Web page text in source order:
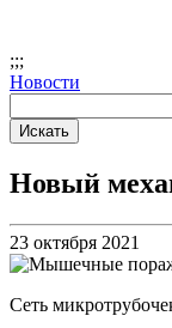
;;;
Новости
Новый
23 октября 2021
Сеть